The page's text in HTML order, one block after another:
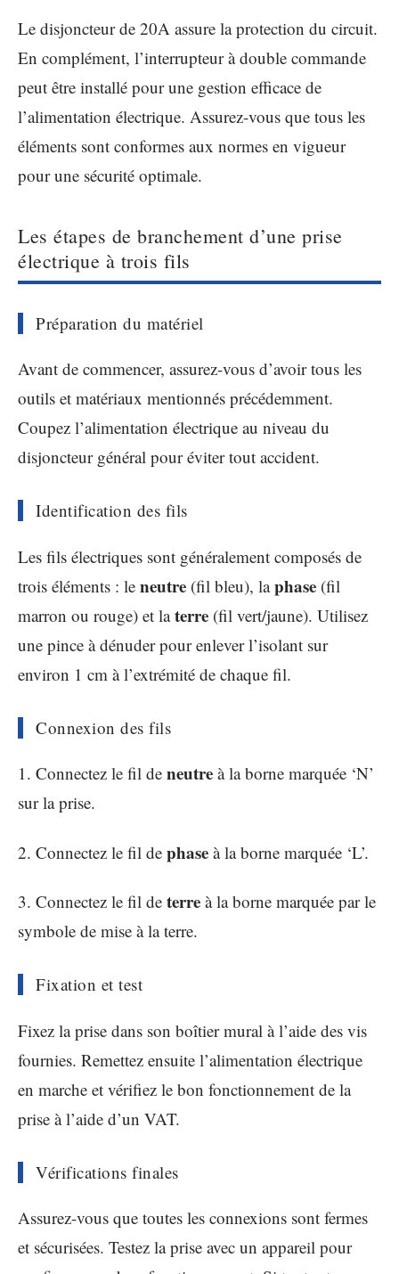
Le disjoncteur de 20A assure la protection du circuit.
En complément, l’interrupteur à double commande
peut être installé pour une gestion efficace de
l’alimentation électrique. Assurez-vous que tous les
éléments sont conformes aux normes en vigueur
pour une sécurité optimale.
Les étapes de branchement d’une prise
électrique à trois fils
Préparation du matériel
Avant de commencer, assurez-vous d’avoir tous les
outils et matériaux mentionnés précédemment.
Coupez l’alimentation électrique au niveau du
disjoncteur général pour éviter tout accident.
Identification des fils
Les fils électriques sont généralement composés de
trois éléments : le neutre (fil bleu), laphase (fil
marron ou rouge) et laterre (fil vert/jaune). Utilisez
une pince à dénuder pour enlever l’isolant sur
environ 1 cm à l’extrémité de chaque fil.
Connexion des fils
1. Connectez le fil de neutre à la borne marquée ‘N’
sur la prise.
2. Connectez le fil de phase à la borne marquée ‘L’.
3. Connectez le fil de terre à la borne marquée par le
symbole de mise à la terre.
Fixation et test
Fixez la prise dans son boîtier mural à l’aide des vis
fournies. Remettez ensuite l’alimentation électrique
en marche et vérifiez le bon fonctionnement de la
prise à l’aide d’un VAT.
Vérifications finales
Assurez-vous que toutes les connexions sont fermes
et sécurisées. Testez la prise avec un appareil pour